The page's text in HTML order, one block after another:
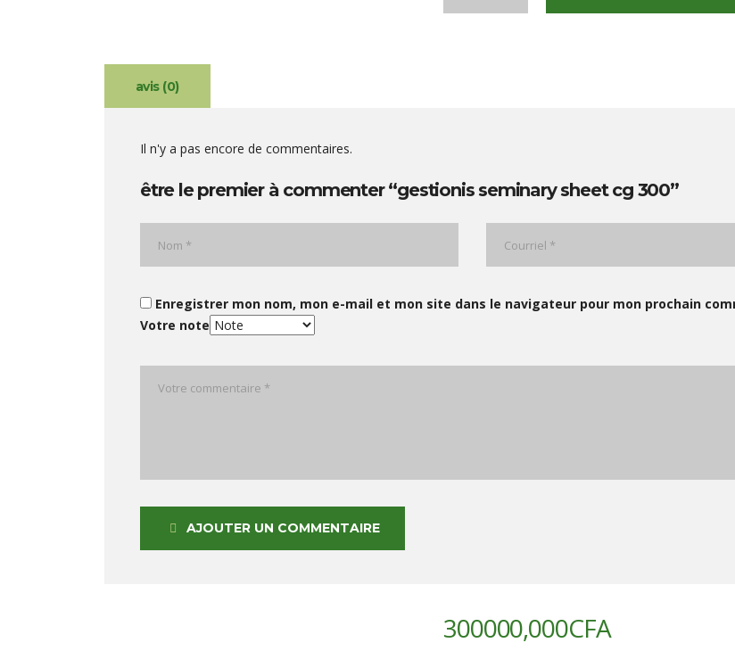
avis (0)
Il n'y a pas encore de commentaires.
être le premier à commenter “gestionis seminary sheet cg 300”
Enregistrer mon nom, mon e-mail et mon site dans le navigateur pour mon prochain
Votre note
AJOUTER UN COMMENTAIRE
300000,000CFA